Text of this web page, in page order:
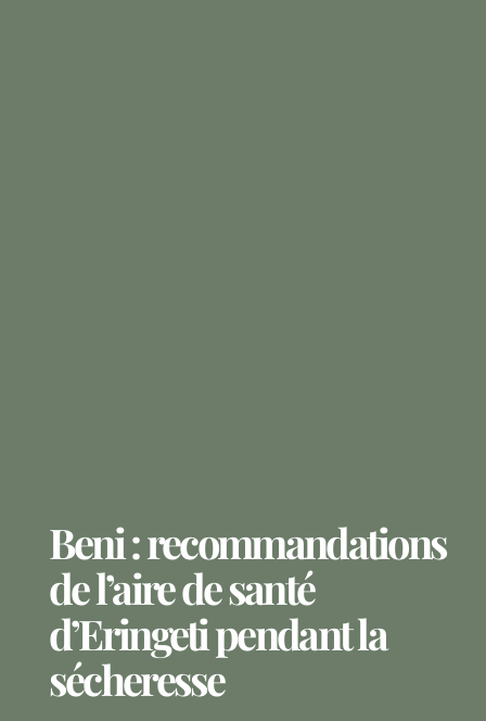
Beni : recommandations
de l’aire de santé
d’Eringeti pendant la
sécheresse